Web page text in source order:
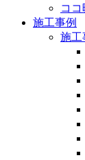
コ
施工事例
施工